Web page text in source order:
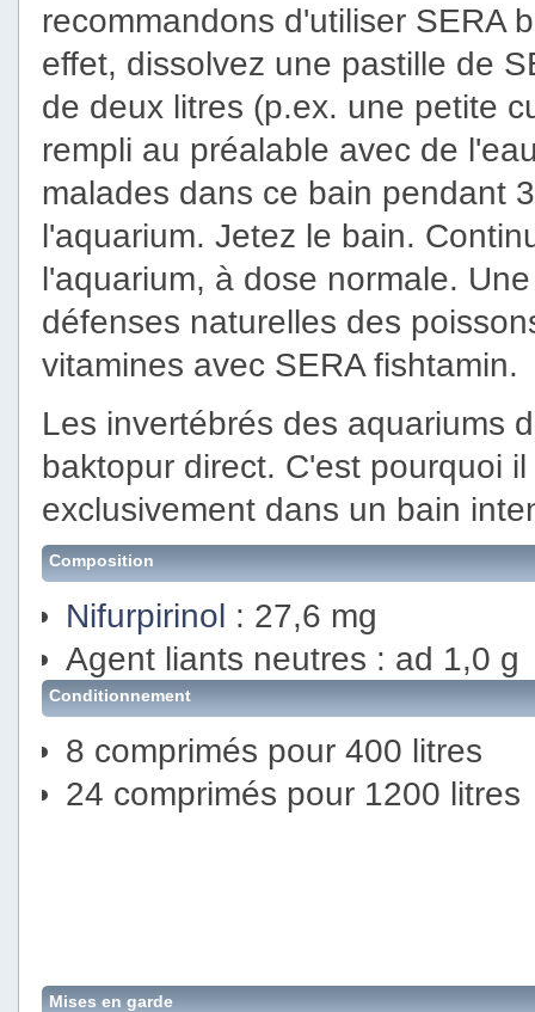
recommandons d'utiliser SERA
effet, dissolvez une pastille de
de deux litres (p.ex. une petite
rempli au préalable avec de
malades dans ce bain pendant
l'aquarium. Jetez le bain.
l'aquarium, à dose normale.
défenses naturelles des
vitamines avec SERA fishtamin.
Les invertébrés des aquariums
baktopur direct. C'est pourquoi
exclusivement dans un bain
Composition
Nifurpirinol : 27,6 mg
Agent liants neutres : ad 1,0 g
Conditionnement
8 comprimés pour 400 litres
24 comprimés pour 1200 litres
Mises en garde